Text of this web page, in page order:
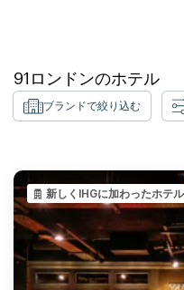
91 ロンドンのホテル
ブランドで絞り込む
新しくIHGに加わったホテル